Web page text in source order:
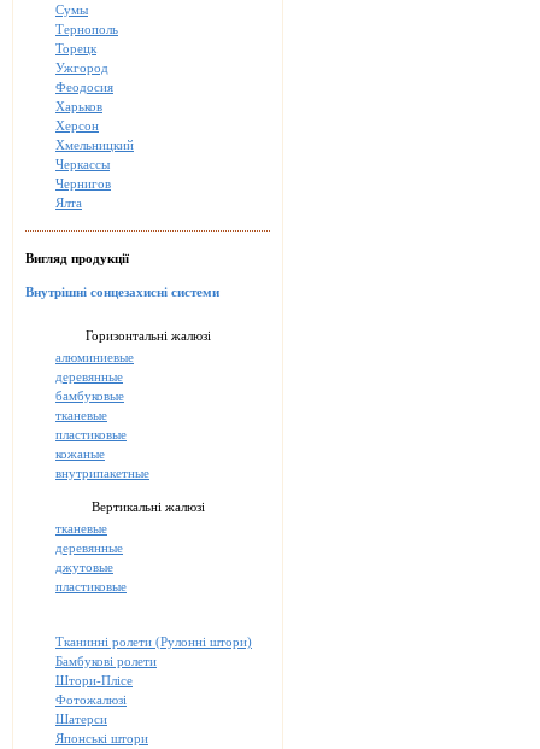
Сумы
Тернополь
Торецк
Ужгород
Феодосия
Харьков
Херсон
Хмельницкий
Черкассы
Чернигов
Ялта
Вигляд продукції
Внутрішні сонцезахисні системи
Горизонтальні жалюзі
алюминиевые
деревянные
бамбуковые
тканевые
пластиковые
кожаные
внутрипакетные
Вертикальні жалюзі
тканевые
деревянные
джутовые
пластиковые
Тканинні ролети (Рулонні штори)
Бамбукові ролети
Штори-Плісе
Фотожалюзі
Шатерси
Японські штори